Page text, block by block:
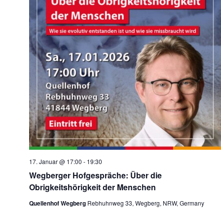
Wegberger Hofgespräche: Über die
Obrigkeitshörigkeit der Menschen
17. Januar @ 17:00 - 19:30
Quellenhof Wegberg Rebhuhnweg 33, Wegberg, NRW, Germany